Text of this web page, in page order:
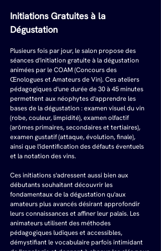
Initiations Gratuites à la
Dégustation
Plusieurs fois par jour, le salon propose des
séances d'initiation gratuite à la dégustation
animées par le COAM (Concours des
Œnologues et Amateurs de Vin). Ces ateliers
pédagogiques d'une durée de 30 à 45 minutes
permettent aux néophytes d'apprendre les
bases de la dégustation : examen visuel du vin
(robe, couleur, limpidité), examen olfactif
(arômes primaires, secondaires et tertiaires),
examen gustatif (attaque, évolution, finale),
ainsi que l'identification des défauts éventuels
et la notation des vins.
Ces initiations s'adressent aussi bien aux
débutants souhaitant découvrir les
fondamentaux de la dégustation qu'aux
amateurs plus avancés désirant approfondir
leurs connaissances et affiner leur palais. Les
animateurs utilisent des méthodes
pédagogiques ludiques et accessibles,
démystifiant le vocabulaire parfois intimidant